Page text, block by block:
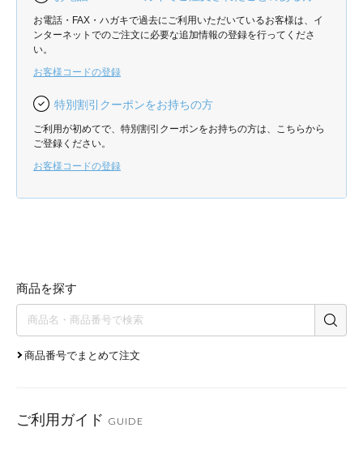
お電話・FAX・ハガキで過去にご利用いただいているお客様は、イ
ンターネットでのご注文に必要な追加情報の登録を行ってくださ
い。
お客様コードの登録
特別割引クーポンをお持ちの方
ご利用が初めてで、特別割引クーポンをお持ちの方は、こちらから
ご登録ください。
お客様コードの登録
商品を探す
商品番号でまとめて注文
ご利用ガイド GUIDE